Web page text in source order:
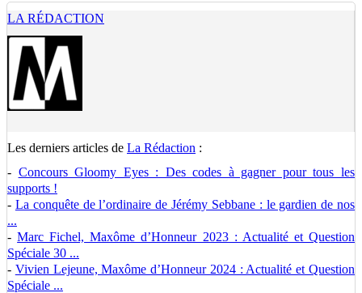
LA RÉDACTION
Les derniers articles de La Rédaction :
- Concours Gloomy Eyes : Des codes à gagner pour tous les
supports !
- La conquête de l’ordinaire de Jérémy Sebbane : le gardien de nos
...
-Marc Fichel, Maxôme d’Honneur 2023 : Actualité et Question
Spéciale 30 ...
- Vivien Lejeune, Maxôme d’Honneur 2024 : Actualité et Question
Spéciale ...